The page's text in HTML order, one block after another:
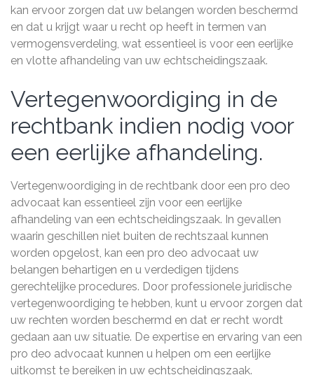
kan ervoor zorgen dat uw belangen worden beschermd
en dat u krijgt waar u recht op heeft in termen van
vermogensverdeling, wat essentieel is voor een eerlijke
en vlotte afhandeling van uw echtscheidingszaak.
Vertegenwoordiging in de
rechtbank indien nodig voor
een eerlijke afhandeling.
Vertegenwoordiging in de rechtbank door een pro deo
advocaat kan essentieel zijn voor een eerlijke
afhandeling van een echtscheidingszaak. In gevallen
waarin geschillen niet buiten de rechtszaal kunnen
worden opgelost, kan een pro deo advocaat uw
belangen behartigen en u verdedigen tijdens
gerechtelijke procedures. Door professionele juridische
vertegenwoordiging te hebben, kunt u ervoor zorgen dat
uw rechten worden beschermd en dat er recht wordt
gedaan aan uw situatie. De expertise en ervaring van een
pro deo advocaat kunnen u helpen om een eerlijke
uitkomst te bereiken in uw echtscheidingszaak.